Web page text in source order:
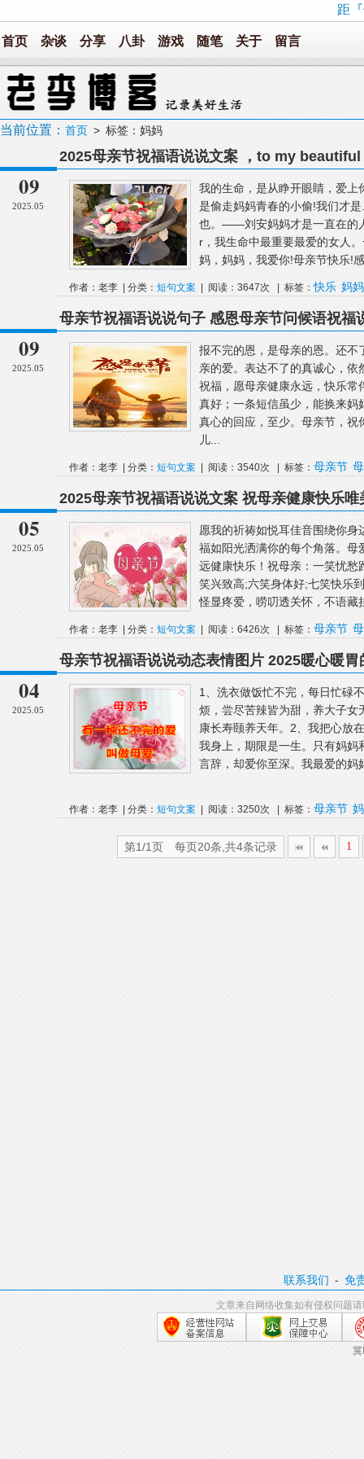
距
首页 杂谈 分享 八卦 游戏 随笔 关于 留言
当前位置： 首页 > 标签：妈妈
09
2025.05
2025母亲节祝福语说说文案 ，to my
我的生命，是从睁开眼睛，爱
是偷走妈妈青春的小偷!我们才
也。——刘安妈妈才是一直在的
r，我生命中最重要最爱的女人
妈，妈妈，我爱你!母亲节快乐!
作者：老李 | 分类： 短句文案 | 阅读：3647次 | 标签：快乐 妈妈
09
2025.05
母亲节祝福语说说句子 感恩母亲节问候语祝福
报不完的恩，是母亲的恩。还
亲的爱。表达不了的真诚心，
祝福，愿母亲健康永远，快乐
真好；一条短信虽少，能换来
真心的回应，至少。母亲节，
儿...
作者：老李 | 分类： 短句文案 | 阅读：3540次 | 标签： 母亲节
05
2025.05
2025母亲节祝福语说说文案 祝母亲健康快乐唯
愿我的祈祷如悦耳佳音围绕你
福如阳光洒满你的每个角落。
远健康快乐！祝母亲：一笑忧
笑兴致高;六笑身体好;七笑快乐
怪显疼爱，唠叨透关怀，不语藏
作者：老李 | 分类： 短句文案 | 阅读：6426次 | 标签： 母亲节
04
2025.05
母亲节祝福语说说动态表情图片 2025暖心暖
1、洗衣做饭忙不完，每日忙碌
烦，尝尽苦辣皆为甜，养大子
康长寿颐养天年。2、我把心放
我身上，期限是一生。只有妈
言辞，却爱你至深。我最爱的
作者：老李 | 分类： 短句文案 | 阅读：3250次 | 标签： 母亲节
第1/1页 每页20条,共4条记录 1
联系我们 -免
文章来自网络收集如有侵权问题